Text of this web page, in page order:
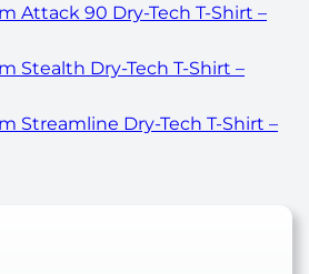
Attack 90 Dry-Tech T-Shirt –
Stealth Dry-Tech T-Shirt –
Streamline Dry-Tech T-Shirt –